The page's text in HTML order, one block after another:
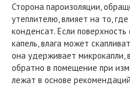
Сторона пароизоляции,
утеплителю, влияет на то,
конденсат. Если
капель, влага может
она удерживает микрокапли,
обратно в помещение при
лежат в основе